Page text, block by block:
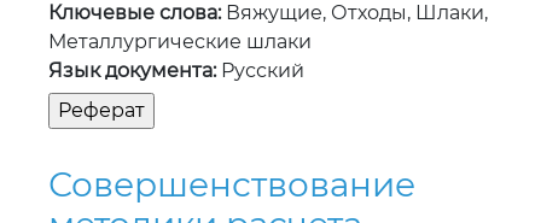
Ключевые слова:Вяжущие, Отходы, Шлаки,
Металлургические шлаки
Язык документа:Русский
Совершенствование